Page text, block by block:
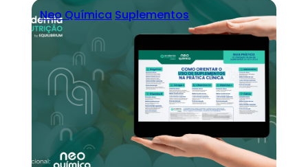
Neo Química Suplementos